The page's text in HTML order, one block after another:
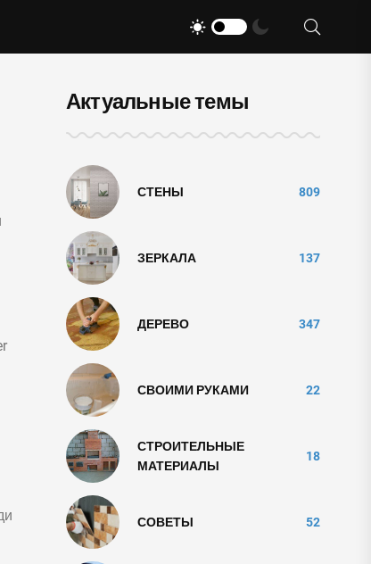
Актуальные темы
СТЕНЫ 809
ЗЕРКАЛА 137
ДЕРЕВО 347
СВОИМИ РУКАМИ 22
СТРОИТЕЛЬНЫЕ
МАТЕРИАЛЫ
18
СОВЕТЫ 52